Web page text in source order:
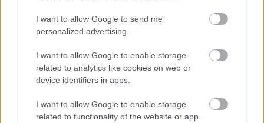
I want to allow Google to send me
personalized advertising.
I want to allow Google to enable storage
related to analytics like cookies on web or
device identifiers in apps.
I want to allow Google to enable storage
related to functionality of the website or app.
Πέμπτη, 01 Σεπτεμβρίου 2022, 12:30